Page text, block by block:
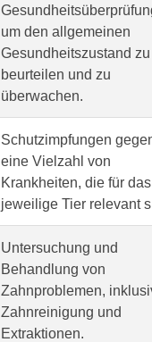
um den allgemeinen
Gesundheitszustand zu
beurteilen und zu
überwachen.
Schutzimpfungen
eine Vielzahl von
Krankheiten, die für das
jeweilige Tier relevant
Untersuchung und
Behandlung von
Zahnproblemen,
Zahnreinigung und
Extraktionen.